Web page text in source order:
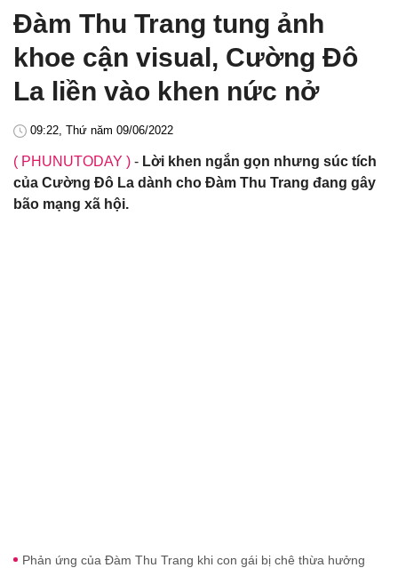
Đàm Thu Trang tung ảnh
khoe cận visual, Cường Đô
La liền vào khen nức nở
09:22, Thứ năm 09/06/2022
( PHUNUTODAY ) - Lời khen ngắn gọn nhưng súc tích
của Cường Đô La dành cho Đàm Thu Trang đang gây
bão mạng xã hội.
Phản ứng của Đàm Thu Trang khi con gái bị chê thừa hưởng